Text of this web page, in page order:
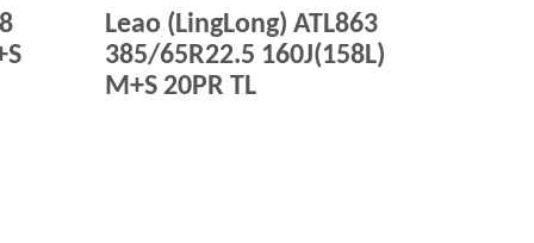
Leao (LingLong) ATL863
385/65R22.5 160J(158L)
M+S 20PR TL